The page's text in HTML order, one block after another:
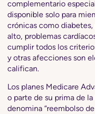
complementario
disponible solo para
crónicas como
alto, problemas
cumplir todos los
y otras afecciones son
califican.
Los planes Medicare
o parte de su prima de
denomina “reembolso